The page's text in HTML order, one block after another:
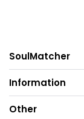
SoulMatcher
Information
Other